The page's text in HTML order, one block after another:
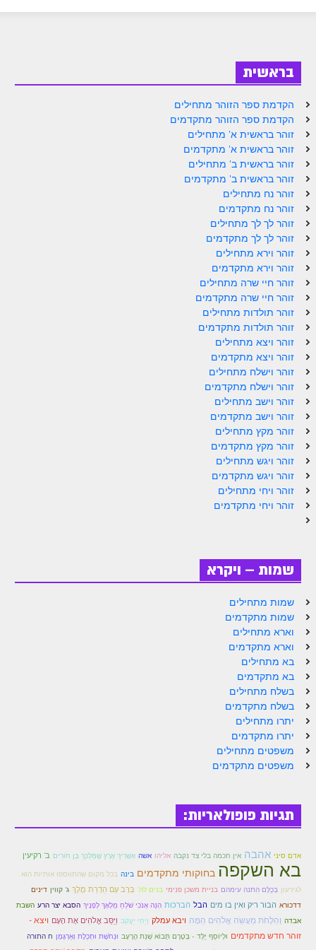
ספר הזוהר נח מתחילים
ספר הזוהר נח מתקדמים
ספר הזוהר לך לך מתחילים
ספר הזוהר לך לך מתקדמים
ספר הזוהר וירא מתחילים
ספר הזוהר וירא מתקדמים
ספר הזוהר חיי שרה מתחילים
ספר הזוהר חיי שרה מתקדמים
ספר הזוהר תולדות מתחילים
ספר הזוהר ויצא מתחילים
ספר הזוהר ויצא מתקדמים
ספר הזוהר וישלח מתחילים
הזוהר הקדוש וישלח מתקדמים
הזוהר הקדוש וישב מתחילים
הזוהר הקדוש וישב מתקדמים
הזוהר הקדוש מקץ מתחילים
הזוהר הקדוש ויגש מתקדמים
הזוהר הקדוש ויחי מתחילים
הזוהר הקדוש ויחי מתקדמים
ספר הזוהר – שמות
הזוהר הקדוש שמות מתחילים
הזוהר הקדוש שמות מתקדמים
הזוהר הקדוש וארא מתחילים
הזוהר הקדוש וארא מתקדמים
הזוהר הקדוש בא מתקדמים
הזוהר הקדוש בשלח מתקדמים
הזוהר הקדוש יתרו מתחילים
הזוהר הקדוש יתרו מתקדמים
בראשית
הקדמת ספר הזוהר מתחילים
הקדמת ספר הזוהר מתקדמים
זוהר בראשית א' מתחילים
זוהר בראשית א' מתקדמים
זוהר בראשית ב' מתחילים
זוהר בראשית ב' מתקדמים
זוהר נח מתחילים
זוהר נח מתקדמים
זוהר לך לך מתחילים
זוהר לך לך מתקדמים
זוהר וירא מתחילים
זוהר וירא מתקדמים
זוהר חיי שרה מתחילים
זוהר חיי שרה מתקדמים
זוהר תולדות מתחילים
זוהר תולדות מתקדמים
זוהר ויצא מתחילים
זוהר ויצא מתקדמים
זוהר וישלח מתחילים
זוהר וישלח מתקדמים
זוהר וישב מתחילים
זוהר וישב מתקדמים
זוהר מקץ מתחילים
זוהר מקץ מתקדמים
זוהר ויגש מתחילים
זוהר ויגש מתקדמים
זוהר ויחי מתחילים
זוהר ויחי מתקדמים
שמות – ויקרא
שמות מתחילים
שמות מתקדמים
וארא מתחילים
וארא מתקדמים
בא מתחילים
בא מתקדמים
בשלח מתחילים
בשלח מתקדמים
יתרו מתחילים
יתרו מתקדמים
משפטים מתחילים
משפטים מתקדמים
תגיות פופולאריות:
אדם סיני אהבה אין חכמה בלי צד נקבה אליהו אשה אַשְׁרֵיךְ אֶרֶץ שֶׁמַּלְכֵּךְ בֶּן חוֹרִים ב' רקיעין
בא השקפה בחוקותי מתקדמים בינה בכל מקום שהתווספו אותיות הוא
לגירעון בְּכֻלָּם הִתנה עימהם בניית משכן פנימי בנים לה' בְּרָב עָם הַדְרַת מֶלֶךְ ג' קווין דינים
דדכורא הבור ריק ואין בו מים הבל הברכות הִנֵּה אָנֹכִי שֹׁלֵחַ מַלְאָךְ לְפָנֶיךָ הסבא יצר הרע השבת
אבדה וְהַלֻּחֹת מַעֲשֵׂה אֱלֹהִים הֵמָּה ויבא עמלק וַיְחִי יַעֲקֹב וַיַּסֵּב אֱלֹהִים אֶת הָעָם ויצא -
זוהר חדש מתקדמים וּלְיוֹסֵף יֻלַּד - בְּטֶרֶם תָּבוֹא שְׁנַת הָרָעָב וּנְחֹשֶׁת וּתְכֵלֶת וְאַרְגָּמָן ח התורה